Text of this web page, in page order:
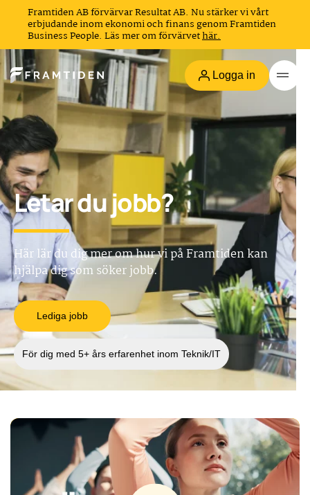
Framtiden AB förvärvar Resultat AB. Nu stärker vi vårt
erbjudande inom ekonomi och finans genom Framtiden
Business People. Läs mer om förvärvethär.
Logga in
Letar du jobb?
Här lär du dig mer om hur vi på Framtiden kan
hjälpa dig som söker jobb.
Lediga jobb
För dig med 5+ års erfarenhet inom Teknik/IT